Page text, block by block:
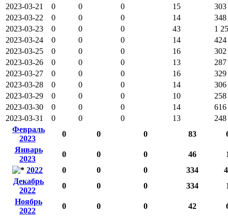
2023-03-21
0 0 0 15
303
2023-03-22
0 0 0 14
348
2023-03-23
0 0 0 43
1
2023-03-24
0 0 0 14
424
2023-03-25
0 0 0 16
302
2023-03-26
0 0 0 13
287
2023-03-27
0 0 0 16
329
2023-03-28
0 0 0 14
306
2023-03-29
0 0 0 10
258
2023-03-30
0 0 0 14
616
2023-03-31
0 0 0 13
248
Февраль
2023
0 0 0 83
Январь
2023
0 0 0 46
2022
0 0 0 334
Декабрь
2022
0 0 0 334
Ноябрь
2022
0 0 0 42